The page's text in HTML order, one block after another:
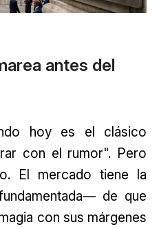
antes del
hoy es el clásico
con el rumor". Pero
El mercado tiene la
de que
con sus márgenes